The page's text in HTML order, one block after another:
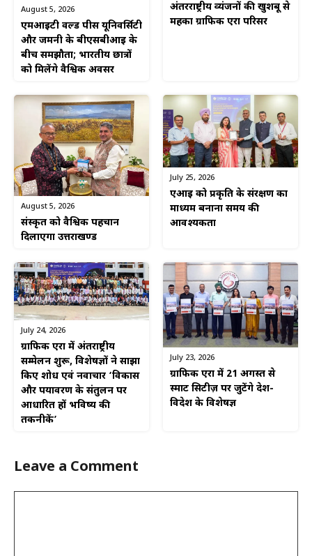
August 5, 2026
एमआईटी वर्ल्ड पीस यूनिवर्सिटी
और जर्मनी के बीएसबीआई के
बीच समझौता; भारतीय छात्रों
को मिलेंगे वैश्विक अवसर
अंतरराष्ट्रीय व्यंजनों की खुशबू से
महका ग्राफिक एरा परिसर
August 5, 2026
संस्कृत को वैश्विक पहचान
दिलाएगा उत्तराखण्ड
July 25, 2026
एआई को प्रकृति के संरक्षण का
माध्यम बनाना समय की
आवश्यकता
July 24, 2026
ग्राफिक एरा में अंतर्राष्ट्रीय
सम्मेलन शुरू, विशेषज्ञों ने साझा
किए शोध एवं नवाचार ‘विकास
और पर्यावरण के संतुलन पर
आधारित हों भविष्य की
तकनीकें’
July 23, 2026
ग्राफिक एरा में 21 अगस्त से
स्मार्ट सिटीज़ पर जुटेंगे देश-
विदेश के विशेषज्ञ
Leave a Comment